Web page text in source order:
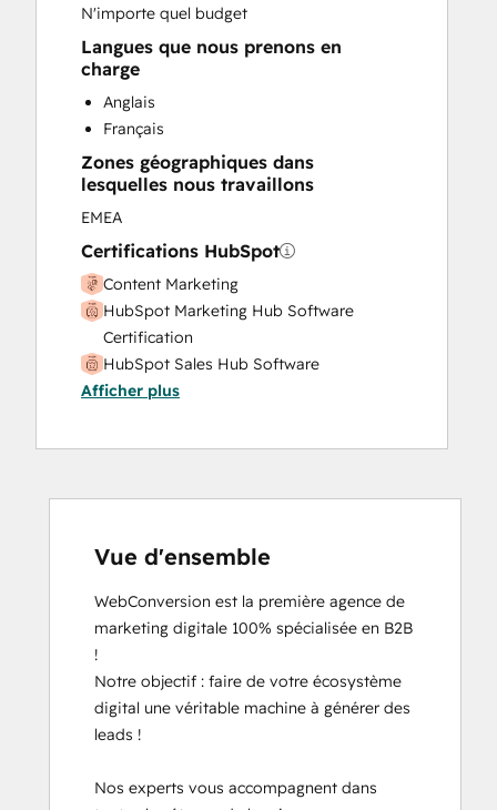
Sales and Marketing Alignment
Sales Enablement
Search Engine Optimization
Social Media
Website Design
N'importe quel budget
Langues que nous prenons en
charge
Anglais
Français
Zones géographiques dans
lesquelles nous travaillons
EMEA
Certifications HubSpot
Content Marketing
HubSpot Marketing Hub Software
Certification
HubSpot Sales Hub Software
Certification
Inbound Marketing
Course
Afficher plus
Vue d'ensemble
WebConversion est la première agence de
marketing digitale 100% spécialisée en B2B
!
Notre objectif : faire de votre écosystème
digital une véritable machine à générer des
leads !
Nos experts vous accompagnent dans